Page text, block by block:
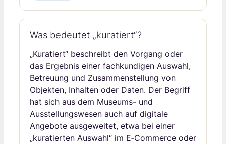
Was bedeutet „kuratiert“?
„Kuratiert“ beschreibt den Vorgang oder
das Ergebnis einer fachkundigen Auswahl,
Betreuung und Zusammenstellung von
Objekten, Inhalten oder Daten. Der Begriff
hat sich aus dem Museums- und
Ausstellungswesen auch auf digitale
Angebote ausgeweitet, etwa bei einer
„kuratierten Auswahl“ im E‑Commerce oder